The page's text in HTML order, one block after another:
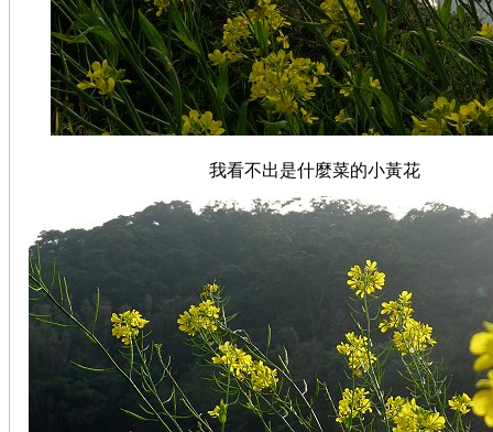
我看不出是什麼菜的小黃花